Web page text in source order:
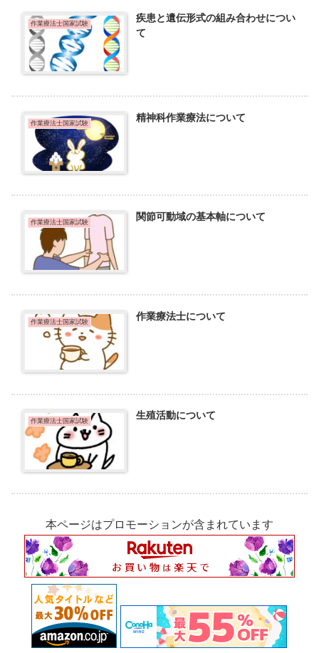
作業療法士国家試験
疾患と遺伝形式の組み合わせについ
て
作業療法士国家試験 精神科作業療法について
作業療法士国家試験 関節可動域の基本軸について
作業療法士国家試験 作業療法士について
作業療法士国家試験 生殖活動について
本ページはプロモーションが含まれています